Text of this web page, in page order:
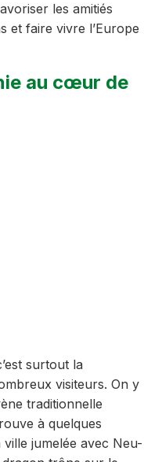
les amitiés
et faire vivre l’Europe
au cœur de
surtout la
visiteurs. On y
traditionnelle
à quelques
jumelée avec Neu-